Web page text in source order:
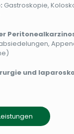
Gastroskopie,
und